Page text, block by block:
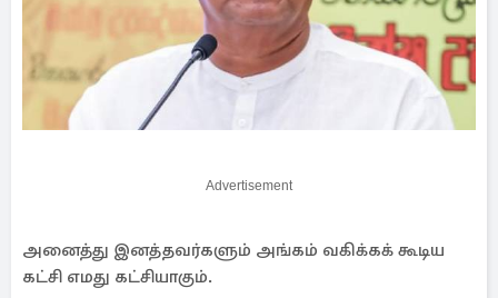
Advertisement
அனைத்து இனத்தவர்களும் அங்கம் வகிக்கக் கூடிய
கட்சி எமது கட்சியாகும்.